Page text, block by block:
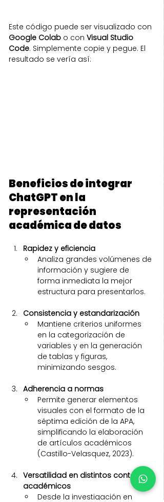
Este código puede ser visualizado con
Google Colab o con Visual Studio
Code. Simplemente copie y pegue. El
resultado se vería así:
Beneficios de integrar
ChatGPT en la
representación
académica de datos
Rapidez y eficiencia
Analiza grandes volúmenes de
información y sugiere de
forma inmediata la mejor
estructura para presentarlos.
Consistencia y estandarización
Mantiene criterios uniformes
en la categorización de
variables y en la generación
de tablas y figuras,
minimizando sesgos.
Adherencia a normas
Permite generar elementos
visuales con el formato de la
séptima edición de la APA,
simplificando la elaboración
de artículos académicos
(Castillo-Velasquez, 2023).
Versatilidad en distintos contextos
académicos
Desde la investigación en